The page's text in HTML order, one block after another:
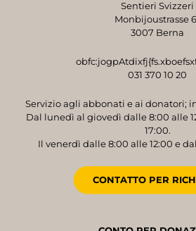
Sentieri Svizzeri
Monbijoustrasse
3007 Berna
031 370 10 20
Servizio agli abbonati e ai donatori;
Dal lunedì al giovedì dalle 8:00 alle
17:00.
Il venerdì dalle 8:00 alle 12:00 e
CONTATTO PER